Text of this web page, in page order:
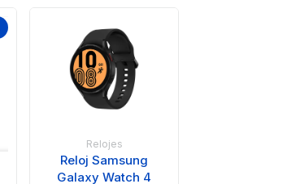
Relojes
Reloj Samsung
Galaxy Watch 4